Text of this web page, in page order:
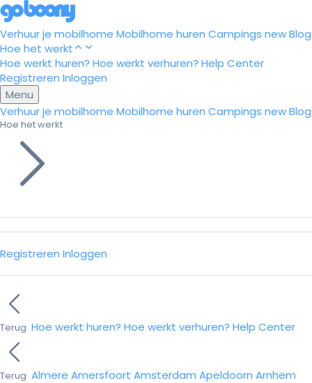
Verhuur je mobilhome Mobilhome huren Campings newBlog
Hoe het werkt
Hoe werkt huren? Hoe werkt verhuren? Help Center
Registreren Inloggen
Menu
Verhuur je mobilhome Mobilhome huren Campings newBlog
Hoe het werkt
Registreren Inloggen
Terug Hoe werkt huren? Hoe werkt verhuren? Help Center
Terug Almere Amersfoort Amsterdam Apeldoorn Arnhem